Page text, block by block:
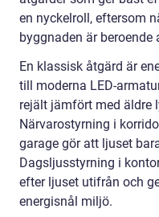
en nyckelroll, eftersom
byggnaden är beroende
En klassisk åtgärd är
till moderna LED-
rejält jämfört med äldre
Närvarostyrning i
garage gör att ljuset
Dagsljusstyrning i
efter ljuset utifrån och
energisnål miljö.